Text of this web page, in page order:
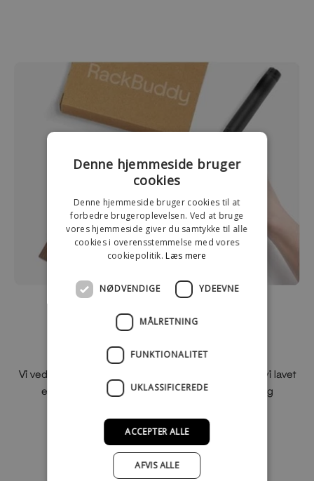
Er du i tvivl om valg af
materiale?
Vi ved det er svært at vælge materialer, derfor har vi lavet
en lille materialeboks som indeholde alle træ- og
Køb farveprøve
Denne hjemmeside bruger
cookies
Denne hjemmeside bruger cookies til at
forbedre brugeroplevelsen. Ved at bruge
vores hjemmeside giver du samtykke til alle
cookies i overensstemmelse med vores
cookiepolitik.Læs mere
NØDVENDIGE YDEEVNE
MÅLRETNING
FUNKTIONALITET
UKLASSIFICEREDE
ACCEPTER ALLE
AFVIS ALLE